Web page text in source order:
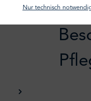
Nur technisch